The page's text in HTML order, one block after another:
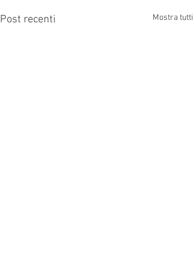
Post recenti Mostra tutti